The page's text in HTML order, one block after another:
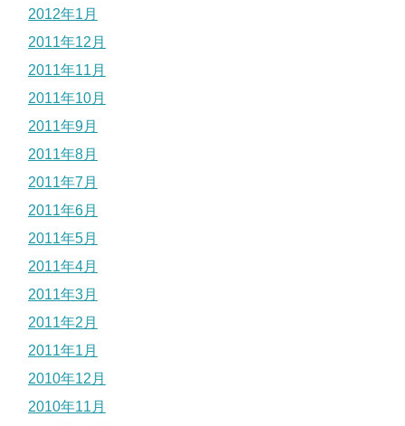
2012年1月
2011年12月
2011年11月
2011年10月
2011年9月
2011年8月
2011年7月
2011年6月
2011年5月
2011年4月
2011年3月
2011年2月
2011年1月
2010年12月
2010年11月